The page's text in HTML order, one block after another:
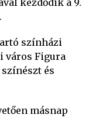
kezdődik a 9.
színházi
város Figura
és
másnap